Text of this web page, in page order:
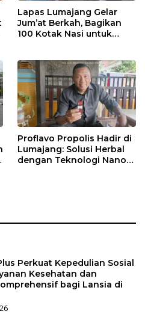
Lapas Lumajang Gelar
Jum’at Berkah, Bagikan
100 Kotak Nasi untuk
Proflavo Propolis Hadir di
Lumajang: Solusi Herbal
dengan Teknologi Nano
Perkuat Kepedulian Sosial
Kesehatan dan
bagi Lansia di